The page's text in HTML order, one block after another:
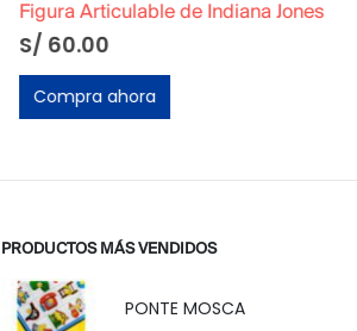
Figura Articulable de Indiana Jones
S/60.00
Compra ahora
PRODUCTOS MÁS VENDIDOS
PONTE MOSCA